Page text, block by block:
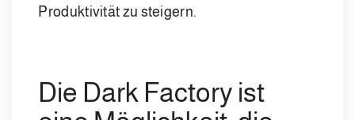
Produktivität zu steigern.
Die Dark Factory ist